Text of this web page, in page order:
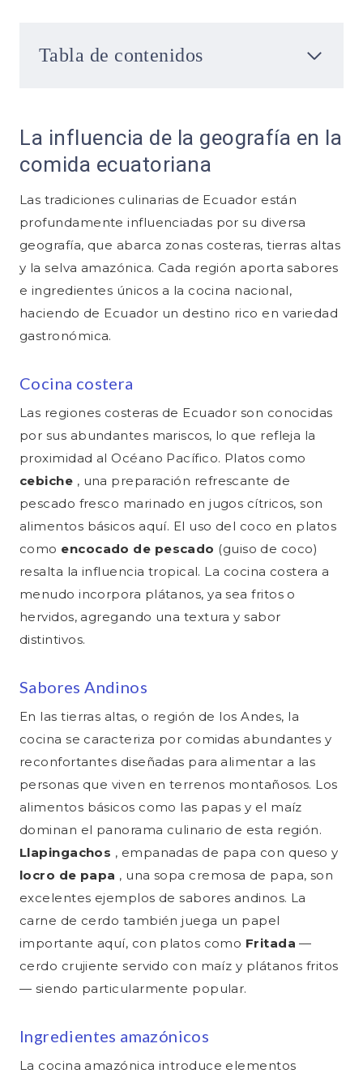
Tabla de contenidos
La influencia de la geografía en la
comida ecuatoriana
Las tradiciones culinarias de Ecuador están
profundamente influenciadas por su diversa
geografía, que abarca zonas costeras, tierras altas
y la selva amazónica. Cada región aporta sabores
e ingredientes únicos a la cocina nacional,
haciendo de Ecuador un destino rico en variedad
gastronómica.
Cocina costera
Las regiones costeras de Ecuador son conocidas
por sus abundantes mariscos, lo que refleja la
proximidad al Océano Pacífico. Platos como
cebiche , una preparación refrescante de
pescado fresco marinado en jugos cítricos, son
alimentos básicos aquí. El uso del coco en platos
como encocado de pescado (guiso de coco)
resalta la influencia tropical. La cocina costera a
menudo incorpora plátanos, ya sea fritos o
hervidos, agregando una textura y sabor
distintivos.
Sabores Andinos
En las tierras altas, o región de los Andes, la
cocina se caracteriza por comidas abundantes y
reconfortantes diseñadas para alimentar a las
personas que viven en terrenos montañosos. Los
alimentos básicos como las papas y el maíz
dominan el panorama culinario de esta región.
Llapingachos , empanadas de papa con queso y
locro de papa , una sopa cremosa de papa, son
excelentes ejemplos de sabores andinos. La
carne de cerdo también juega un papel
importante aquí, con platos como Fritada—
cerdo crujiente servido con maíz y plátanos fritos
— siendo particularmente popular.
Ingredientes amazónicos
La cocina amazónica introduce elementos